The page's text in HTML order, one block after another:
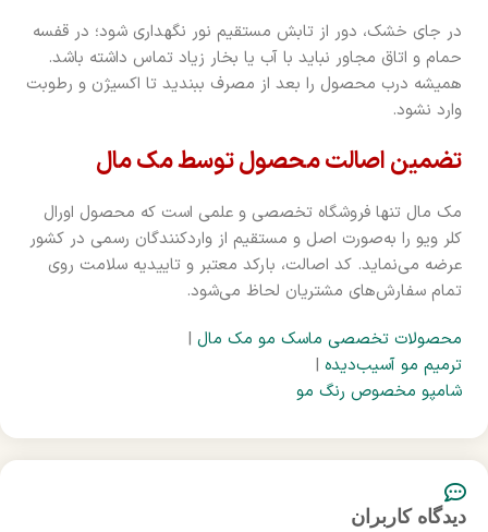
در جای خشک، دور از تابش مستقیم نور نگهداری شود؛ در قفسه
حمام و اتاق مجاور نباید با آب یا بخار زیاد تماس داشته باشد.
همیشه درب محصول را بعد از مصرف ببندید تا اکسیژن و رطوبت
وارد نشود.
تضمین اصالت محصول توسط مک مال
مک مال تنها فروشگاه تخصصی و علمی است که محصول اورال
کلر ویو را به‌صورت اصل و مستقیم از واردکنندگان رسمی در کشور
عرضه می‌نماید. کد اصالت، بارکد معتبر و تاییدیه سلامت روی
تمام سفارش‌های مشتریان لحاظ می‌شود.
محصولات تخصصی ماسک مو مک مال |
ترمیم مو آسیب‌دیده |
شامپو مخصوص رنگ مو
دیدگاه کاربران